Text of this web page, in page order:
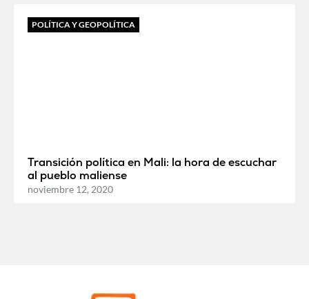
POLÍTICA Y GEOPOLÍTICA
Transición política en Mali: la hora de escuchar
al pueblo maliense
noviembre 12, 2020